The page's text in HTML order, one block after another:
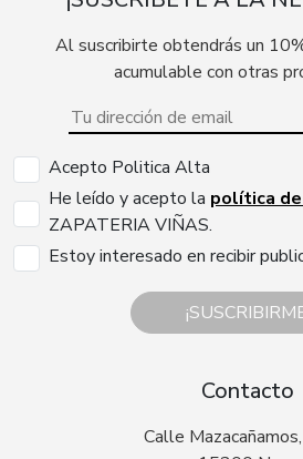
Al suscribirte obtendrás un
acumulable con otras
Acepto Politica Alta
He leído y acepto la política
ZAPATERIA VIÑAS.
Estoy interesado en recibir
Contacto
Calle